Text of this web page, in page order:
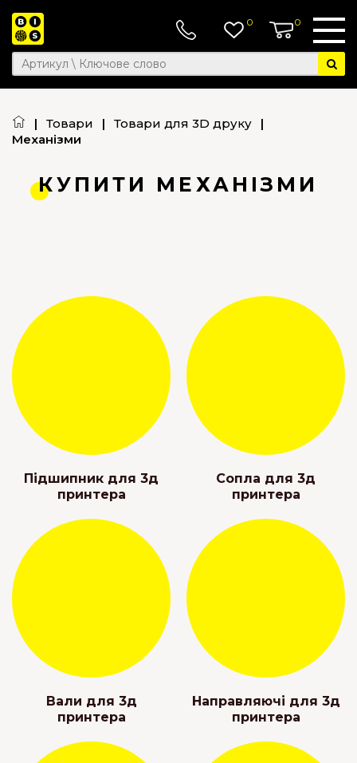
0 0
| Товари | Товари для 3D друку
|
Механізми
КУПИТИ МЕХАНІЗМИ
Підшипник для 3д
принтера
Сопла для 3д
принтера
Вали для 3д
принтера
Направляючі для 3д
принтера